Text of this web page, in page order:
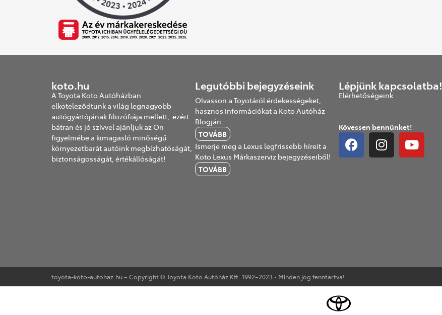
koto.hu
A Toyota Koto Autóházban
elköteleződtünk a világ legnagyobb
autógyártójának filozófiája mellett, ezért
bátran és jó szívvel ajánljuk az Ön
figyelmébe a kimagasló minőségű
környezetbarát autóink megbízhatóságát,
biztonságosságát, értékállóságát!
Legutóbbi bejegyzéseink
Olvasson a Toyotáról érdekességeket,
hasznos információkat a Koto Autóház
Blogján.
TOVÁBB
Ismerje meg a Lexus legfrissebb híreit a
Koto Lexus Márkaszerviz bejegyzéseiből!
TOVÁBB
Lépjünk kapcsolatba!
Elérhetőségeink
Kövessen bennünket!
toyota-koto-autohaz.hu – Copyright © Toyota Koto Autóház Kft. 1992–2023 • Minden jog fenntartva!